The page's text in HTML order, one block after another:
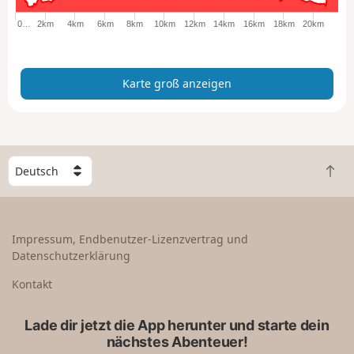
ß
z
i
n
0… 2km 4km 6km 8km 10km 12km 14km 16km 18km 20km
Karte groß anzeigen
W
ä
h
e
n
Z
u
Impressum, Endbenutzer-Lizenzvertrag und
Datenschutzerklärung
Kontakt
Lade dir jetzt die App herunter und starte dein
nächstes Abenteuer!